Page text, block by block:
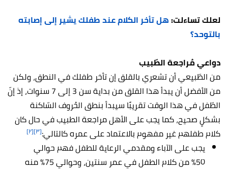
لعلك تساءلت:هل تأخر الكلام عند طفلك يشير إلى إصابته
بالتوحد؟
دواعي مُراجعة الطّبيب
من الطّبيعي أن تشعري بالقلق إن تأخر طفلك في النطق، ولكن
من الأفضل أن يبدأ هذا القلق من بداية سن 3 إلى 7 سنوات، إذ إنّ
الطّفل في هذا الوقت تقريبًا سيبدأ بنطق الحُروف السّاكنة
بشكلٍ صحيح، كما يجب على الأهل مراجعة الطبيب في حال كان
كلام طفلهم غير مفهوم بالاعتماد على عمره كالتالي:[٣] [٢]
يجب على الآباء ومقدمي الرعاية للطفل فهم حوالي
50% من كلام الطفل في عمر سنتين، وحوالي 75% منه